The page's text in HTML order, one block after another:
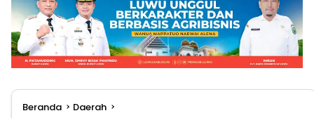
Beranda Daerah